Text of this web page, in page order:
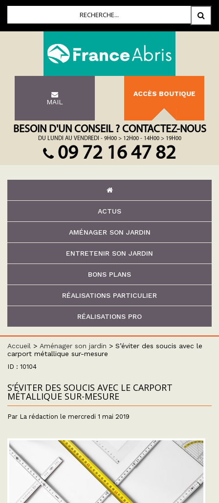
MAIL
ACCÈS BOUTIQUE
BESOIN D'UN CONSEIL ? CONTACTEZ-NOUS
DU LUNDI AU VENDREDI - 9H00 > 12H00 - 14H00 > 19H00
09 72 16 47 82
ACTUS
AMÉNAGER SON JARDIN
ENTRETENIR SON JARDIN
BONS PLANS
RÉALISATIONS PARTICULIER
RÉALISATIONS PRO
Accueil > Aménager son jardin > S’éviter des soucis avec le
carport métallique sur-mesure
ID : 10104
S’ÉVITER DES SOUCIS AVEC LE CARPORT
MÉTALLIQUE SUR-MESURE
Par La rédaction le mercredi 1 mai 2019